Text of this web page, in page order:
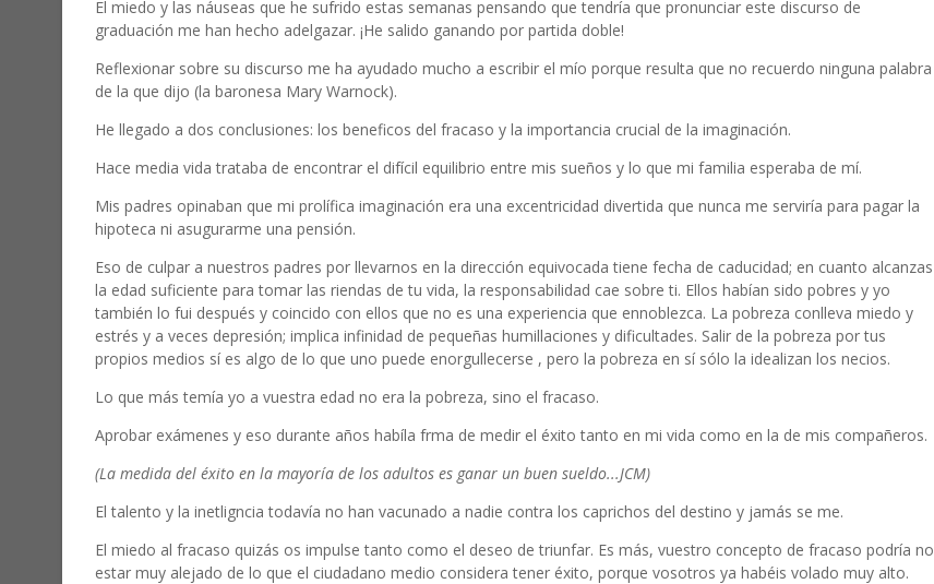
El miedo y las náuseas que he sufrido estas semanas pensando que tendría que pronunciar este discurso de
graduación me han hecho adelgazar. ¡He salido ganando por partida doble!
Reflexionar sobre su discurso me ha ayudado mucho a escribir el mío porque resulta que no recuerdo ninguna palabra
de la que dijo (la baronesa Mary Warnock).
He llegado a dos conclusiones: los beneficos del fracaso y la importancia crucial de la imaginación.
Hace media vida trataba de encontrar el difícil equilibrio entre mis sueños y lo que mi familia esperaba de mí.
Mis padres opinaban que mi prolífica imaginación era una excentricidad divertida que nunca me serviría para pagar la
hipoteca ni asugurarme una pensión.
Eso de culpar a nuestros padres por llevarnos en la dirección equivocada tiene fecha de caducidad; en cuanto alcanzas
la edad suficiente para tomar las riendas de tu vida, la responsabilidad cae sobre ti. Ellos habían sido pobres y yo
también lo fui después y coincido con ellos que no es una experiencia que ennoblezca. La pobreza conlleva miedo y
estrés y a veces depresión; implica infinidad de pequeñas humillaciones y dificultades. Salir de la pobreza por tus
propios medios sí es algo de lo que uno puede enorgullecerse , pero la pobreza en sí sólo la idealizan los necios.
Lo que más temía yo a vuestra edad no era la pobreza, sino el fracaso.
Aprobar exámenes y eso durante años habíla frma de medir el éxito tanto en mi vida como en la de mis compañeros.
(La medida del éxito en la mayoría de los adultos es ganar un buen sueldo...JCM)
El talento y la inetligncia todavía no han vacunado a nadie contra los caprichos del destino y jamás se me.
El miedo al fracaso quizás os impulse tanto como el deseo de triunfar. Es más, vuestro concepto de fracaso podría no
estar muy alejado de lo que el ciudadano medio considera tener éxito, porque vosotros ya habéis volado muy alto.